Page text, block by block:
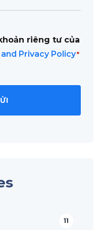
riêng tư của
Privacy Policy*
11